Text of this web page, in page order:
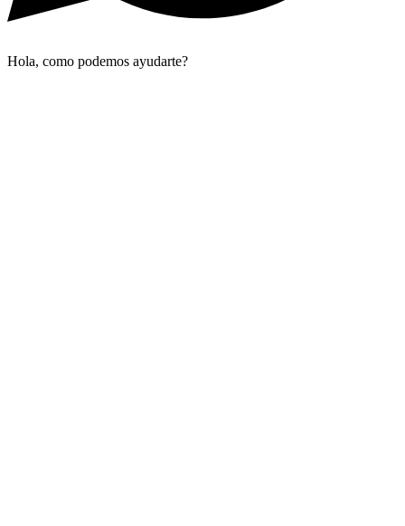
Hola, como podemos ayudarte?